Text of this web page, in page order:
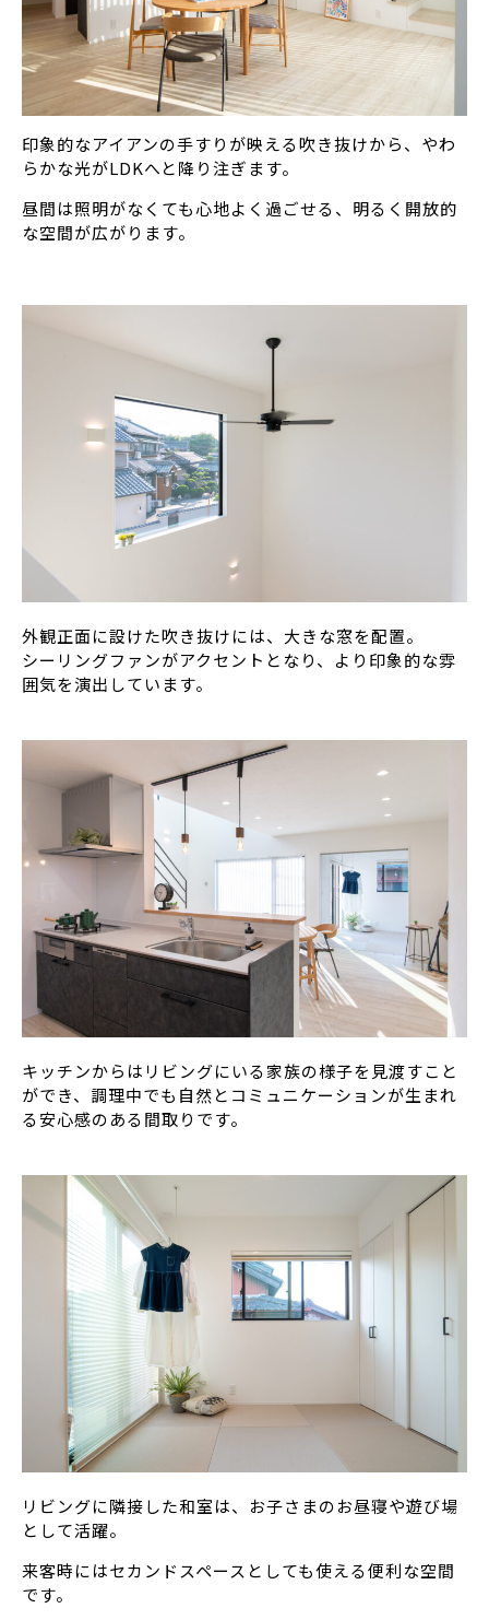
印象的なアイアンの手すりが映える吹き抜けから、やわ
らかな光がLDKへと降り注ぎます。
昼間は照明がなくても心地よく過ごせる、明るく開放的
な空間が広がります。
外観正面に設けた吹き抜けには、大きな窓を配置。
シーリングファンがアクセントとなり、より印象的な雰
囲気を演出しています。
キッチンからはリビングにいる家族の様子を見渡すこと
ができ、調理中でも自然とコミュニケーションが生まれ
る安心感のある間取りです。
リビングに隣接した和室は、お子さまのお昼寝や遊び場
として活躍。
来客時にはセカンドスペースとしても使える便利な空間
です。